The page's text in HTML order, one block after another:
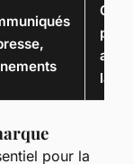
pour la